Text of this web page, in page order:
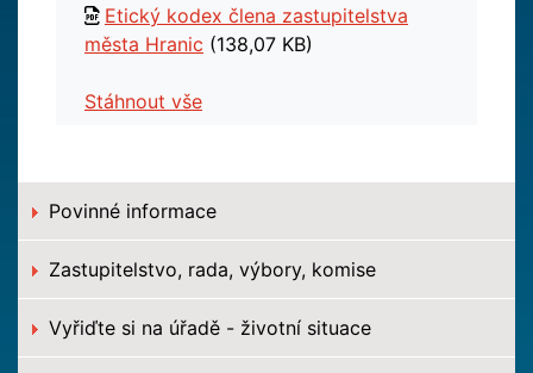
Etický kodex člena zastupitelstva
města Hranic (138,07 KB)
Stáhnout vše
Povinné informace
Zastupitelstvo, rada, výbory, komise
Vyřiďte si na úřadě - životní situace